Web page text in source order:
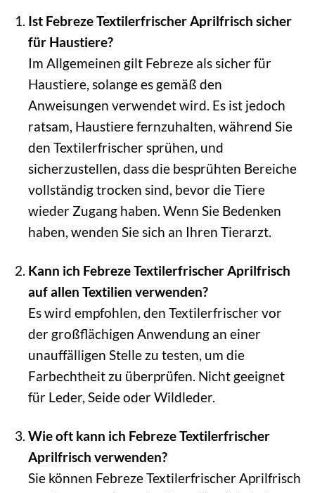
Ist Febreze Textilerfrischer Aprilfrisch sicher
für Haustiere?
Im Allgemeinen gilt Febreze als sicher für
Haustiere, solange es gemäß den
Anweisungen verwendet wird. Es ist jedoch
ratsam, Haustiere fernzuhalten, während Sie
den Textilerfrischer sprühen, und
sicherzustellen, dass die besprühten Bereiche
vollständig trocken sind, bevor die Tiere
wieder Zugang haben. Wenn Sie Bedenken
haben, wenden Sie sich an Ihren Tierarzt.
Kann ich Febreze Textilerfrischer Aprilfrisch
auf allen Textilien verwenden?
Es wird empfohlen, den Textilerfrischer vor
der großflächigen Anwendung an einer
unauffälligen Stelle zu testen, um die
Farbechtheit zu überprüfen. Nicht geeignet
für Leder, Seide oder Wildleder.
Wie oft kann ich Febreze Textilerfrischer
Aprilfrisch verwenden?
Sie können Febreze Textilerfrischer Aprilfrisch